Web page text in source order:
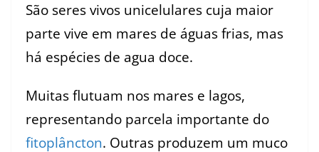
São seres vivos unicelulares cuja maior
parte vive em mares de águas frias, mas
há espécies de agua doce.
Muitas flutuam nos mares e lagos,
representando parcela importante do
fitoplâncton. Outras produzem um muco